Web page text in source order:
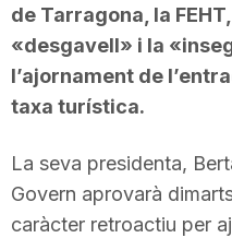
de Tarragona, la
«desgavell» i la
l’ajornament de
taxa turística.
La seva presidenta,
Govern aprovarà
caràcter retroactiu per